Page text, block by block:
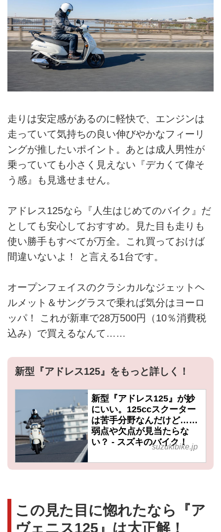
走りは安定感があるのに軽快で、エンジンは
走っていて気持ちの良い伸びやかなフィーリ
ングが推したいポイント。あとは成人男性が
乗っていても小さく見えない『デカくて偉そ
う感』も見逃せません。
アドレス125なら『人生はじめてのバイク』だ
としても安心しておすすめ。見た目も走りも
使い勝手もすべてが万全。これ買っておけば
間違いないよ！ と言える1台です。
オープンフェイスのクラシカルなジェットヘ
ルメット＆サングラスで乗れば気分はヨーロ
ッパ！ これが新車で28万500円（10％消費税
込み）で買えるなんて……
新型『アドレス125』をもっと詳しく！
新型『アドレス125』が妙
にいい。125ccスクーター
は苦手分野なんだけど……
弱点や欠点が見当たらな
い？ - スズキのバイク！
suzukibike.jp
この見た目に惚れたなら『ア
ヴェニス125』は大正解！